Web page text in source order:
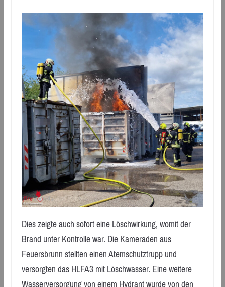
Dies zeigte auch sofort eine Löschwirkung, womit der
Brand unter Kontrolle war. Die Kameraden aus
Feuersbrunn stellten einen Atemschutztrupp und
versorgten das HLFA3 mit Löschwasser. Eine weitere